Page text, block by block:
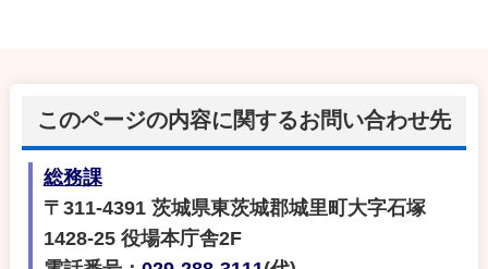
このページの内容に関するお問い合わせ先
総務課
〒311-4391 茨城県東茨城郡城里町大字石塚
1428-25 役場本庁舎2F